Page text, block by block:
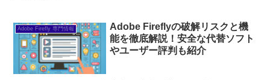
Adobe Firefly 専門情報
Adobe Fireflyの破解リスクと機
能を徹底解説！安全な代替ソフト
やユーザー評判も紹介